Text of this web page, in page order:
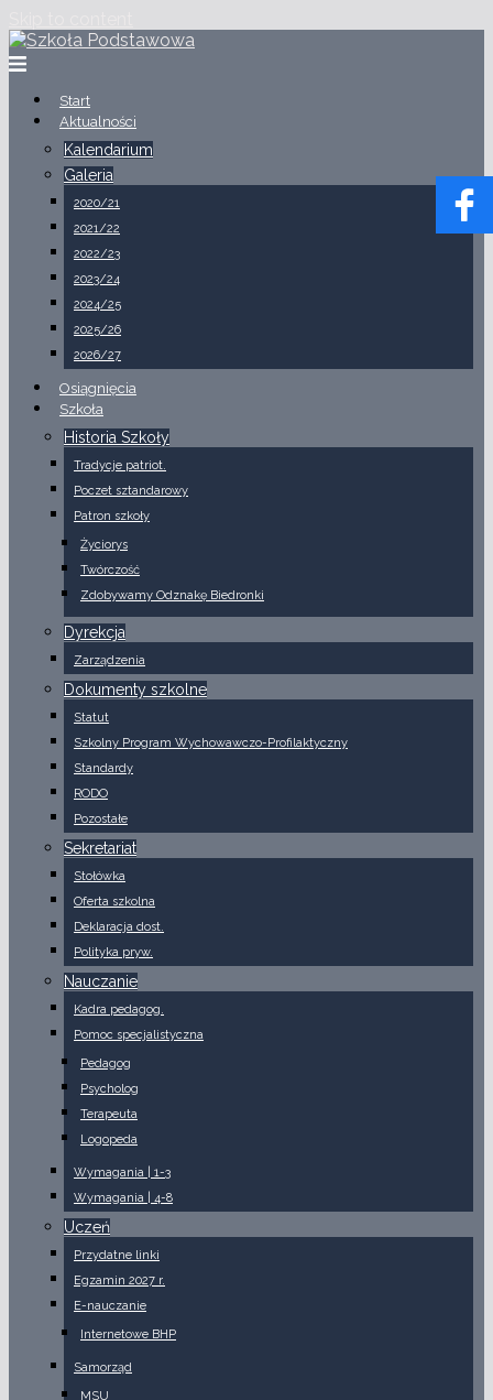
Start
Aktualności
Kalendarium
Galeria
2020/21
2021/22
2022/23
2023/24
2024/25
2025/26
2026/27
Osiągnięcia
Szkoła
Historia Szkoły
Tradycje patriot.
Poczet sztandarowy
Patron szkoły
Życiorys
Twórczość
Zdobywamy Odznakę Biedronki
Dyrekcja
Zarządzenia
Dokumenty szkolne
Statut
Szkolny Program Wychowawczo-Profilaktyczny
Standardy
RODO
Pozostałe
Sekretariat
Stołówka
Oferta szkolna
Deklaracja dost.
Polityka pryw.
Nauczanie
Kadra pedagog.
Pomoc specjalistyczna
Pedagog
Psycholog
Terapeuta
Logopeda
Wymagania | 1-3
Wymagania | 4-8
Uczeń
Przydatne linki
Egzamin 2027 r.
E-nauczanie
Internetowe BHP
Samorząd
MSU